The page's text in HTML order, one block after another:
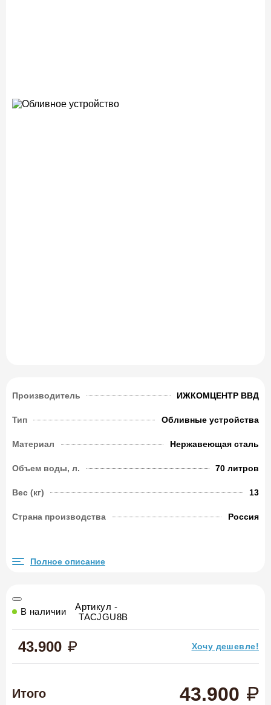
Производитель ИЖКОМЦЕНТР ВВД
Тип Обливные устройства
Материал Нержавеющая сталь
Объем воды, л. 70 литров
Вес (кг) 13
Страна производства Россия
Полное описание
В наличии
Артикул -
TACJGU8B
43.900 Хочу дешевле!
Итого 43.900